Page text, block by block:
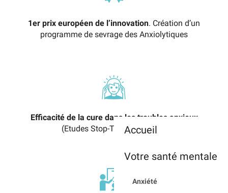
Accueil
Votre santé mentale
Anxiété
1er prix européen de l’innovation. Création d’un
programme de sevrage des Anxiolytiques
Efficacité de la cure dans les troubles anxieux
(Etudes Stop-Tag et SPECTh)